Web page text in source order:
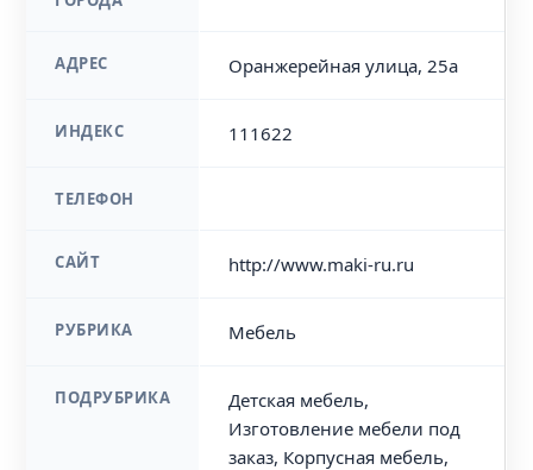
АДРЕС Оранжерейная улица, 25а
ИНДЕКС 111622
ТЕЛЕФОН
САЙТ http://www.maki-ru.ru
РУБРИКА Мебель
ПОДРУБРИКА
Детская мебель,
Изготовление мебели под
заказ, Корпусная мебель,